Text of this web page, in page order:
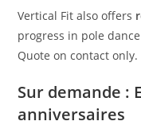
Vertical Fit also offers
progress in pole
Quote on contact only.
Sur demande :
anniversaires